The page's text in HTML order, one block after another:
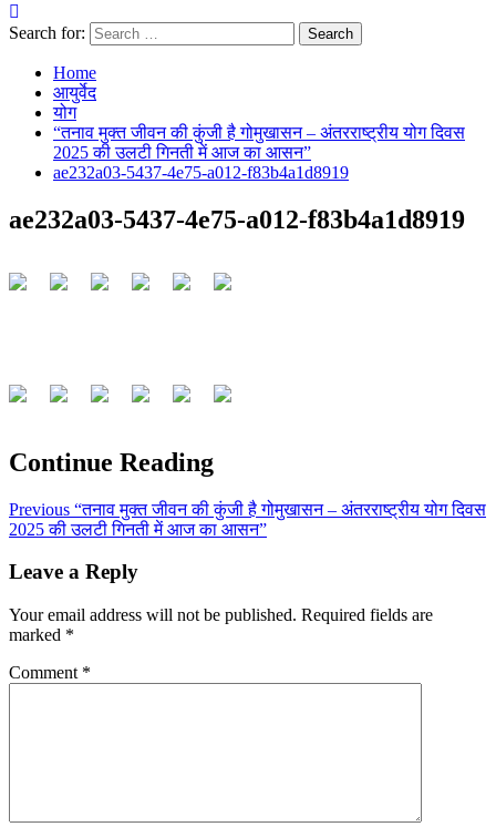
Search for:
Home
आयुर्वेद
योग
“तनाव मुक्त जीवन की कुंजी है गोमुखासन – अंतरराष्ट्रीय योग दिवस
2025 की उलटी गिनती में आज का आसन”
ae232a03-5437-4e75-a012-f83b4a1d8919
ae232a03-5437-4e75-a012-f83b4a1d8919
Continue Reading
Previous “तनाव मुक्त जीवन की कुंजी है गोमुखासन – अंतरराष्ट्रीय योग दिवस
2025 की उलटी गिनती में आज का आसन”
Leave a Reply
Your email address will not be published. Required fields are
marked *
Comment *